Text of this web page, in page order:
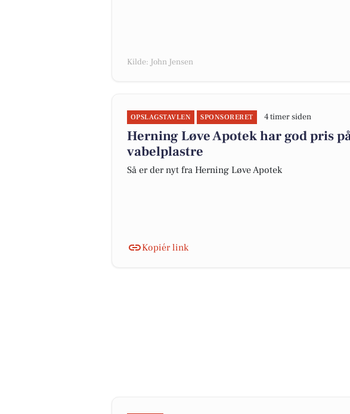
Kilde: John Jensen
OPSLAGSTAVLEN SPONSORERET 4 timer siden
Herning Løve Apotek har god pris
vabelplastre
Så er der nyt fra Herning Løve Apotek
Kopiér link